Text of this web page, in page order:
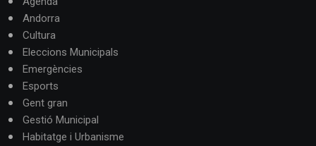
Andorra
Cultura
Eleccions Municipals
Emergències
Esports
Gent gran
Gestió Municipal
Habitatge i Urbanisme